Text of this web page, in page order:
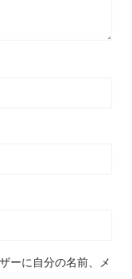
ーに自分の名前、メ